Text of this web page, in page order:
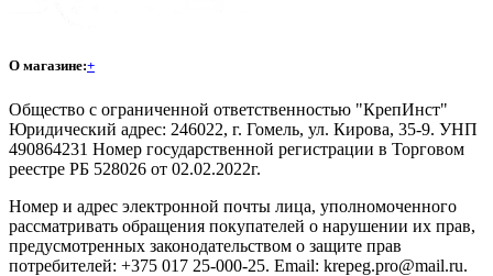
О магазине:+
Общество с ограниченной ответственностью "КрепИнст"
Юридический адрес: 246022, г. Гомель, ул. Кирова, 35-9. УНП
490864231 Номер государственной регистрации в Торговом
реестре РБ 528026 от 02.02.2022г.
Номер и адрес электронной почты лица, уполномоченного
рассматривать обращения покупателей о нарушении их прав,
предусмотренных законодательством о защите прав
потребителей: +375 017 25-000-25. Email: krepeg.pro@mail.ru.